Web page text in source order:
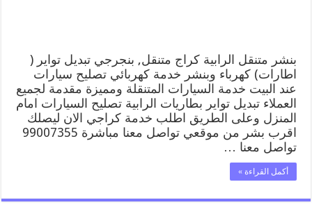
بنشر متنقل الرابية كراج متنقل, بنجرجي تبديل تواير (
اطارات) كهرباء وبنشر خدمة كهربائي تصليح سيارات
عند البيت خدمة السيارات المتنقلة ومميزة مقدمة لجميع
العملاء تبديل تواير بطاريات الرابية تصليح السيارات امام
المنزل وعلى الطريق اطلب خدمة كراجي الان ليصلك
اقرب بشر من موقعي تواصل معنا مباشرة 99007355
تواصل معنا …
أكمل القراءة »